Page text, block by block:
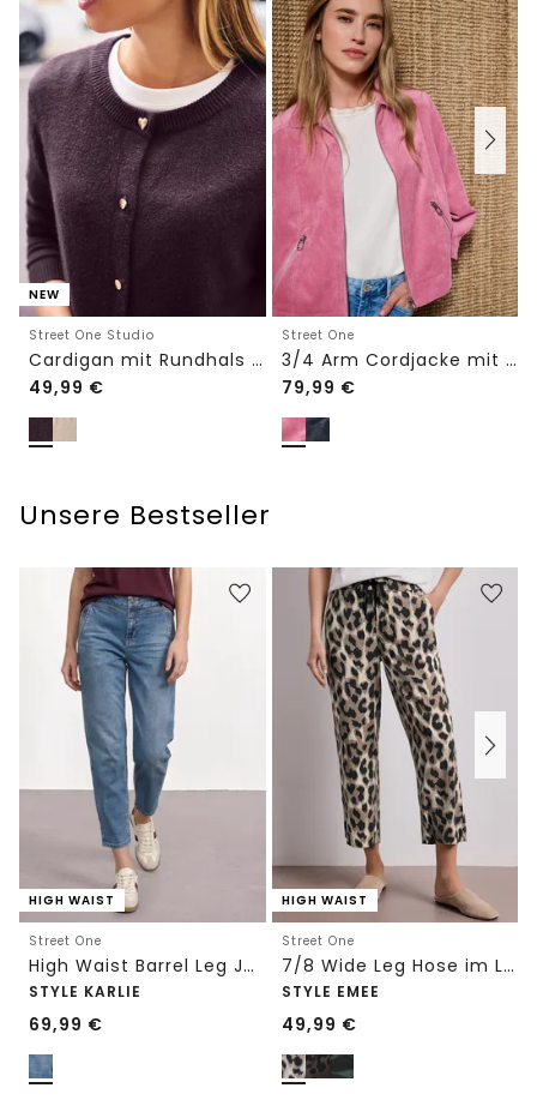
NEW
Street One Studio
Cardigan mit Rundhals und Knöpfen
49,99 €
Street One
3/4 Arm Cordjacke mit Hemdkragen
79,99 €
Unsere Bestseller
HIGH WAIST
Street One
High Waist Barrel Leg Jeans im Loose Fit
STYLE KARLIE
69,99 €
HIGH WAIST
Street One
7/8 Wide Leg Hose im Loose Fit mit Print
STYLE EMEE
49,99 €